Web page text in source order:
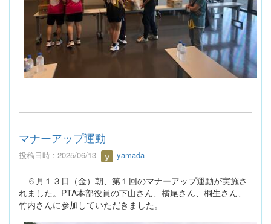
マナーアップ運動
投稿日時 : 2025/06/13 yamada
６月１３日（金）朝、第１回のマナーアップ運動が実施さ
れました。PTA本部役員の下山さん、横尾さん、桐生さん、
竹内さんに参加していただきました。